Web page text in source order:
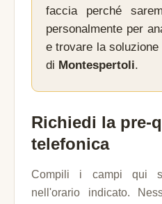
faccia perché
personalmente per
e trovare la
di Montespertoli.
Richiedi la pre-
telefonica
Compili i campi qui
nell'orario indicato.